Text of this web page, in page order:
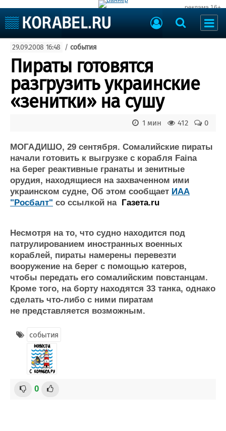
реклама 16+
Судоходство
Судоремонт
События
Пресс-релизы
Порты
Рыболовство
ВМФ
Судостроение
Пульс
Новости
Компании
Репутация
Журнал
Реклама
Торговая площадка
Доска объявлений
Продажа флота
Оборудование
Изделия
Конференции
Выставки и семинары
Личности
Словарь
Флот
Галерея флота
Форум
Отзывы
29.09.2008 16:48 / события
Пираты готовятся
разгрузить украинские
«зенитки» на сушу
0
412
1 мин
МОГАДИШО, 29 сентября. Сомалийские пираты
начали готовить к выгрузке с корабля Faina
на берег реактивные гранаты и зенитные
орудия, находящиеся на захваченном ими
украинском судне, Об этом сообщает ИАА
"Росбалт" со ссылкой на Газета.ru
Несмотря на то, что судно находится под
патрулированием иностранных военных
кораблей, пираты намерены перевезти
вооружение на берег с помощью катеров,
чтобы передать его сомалийским повстанцам.
Кроме того, на борту находятся 33 танка, однако
сделать что-либо с ними пиратам
не представляется возможным.
события
0